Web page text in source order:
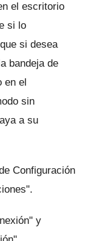
el escritorio
si lo
si desea
bandeja de
en el
sin
a su
Configuración
y